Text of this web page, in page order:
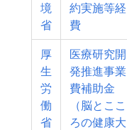
境
省
約実施等経
費
厚
生
労
働
省
医療研究開
発推進事業
費補助金
（脳とここ
ろの健康大